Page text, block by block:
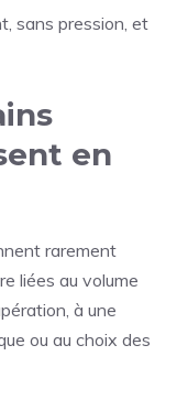
sans pression, et
en
rarement
liées au volume
à une
ou au choix des